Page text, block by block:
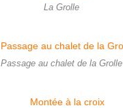
La Grolle
Passage au chalet de la Grolle